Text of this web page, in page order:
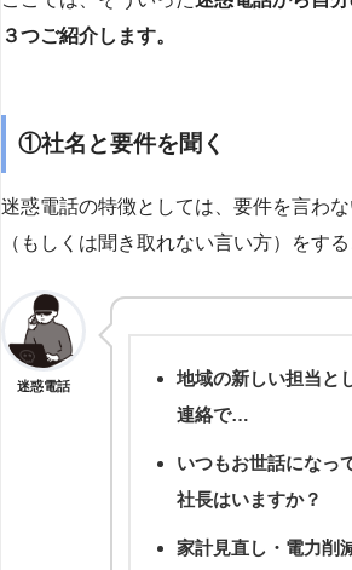
３つご紹介します。
①社名と要件を聞く
迷惑電話の特徴としては、要件を言わ
（もしくは聞き取れない言い方）をす
迷惑電話
地域の新しい担当と
連絡で…
いつもお世話になっ
社長はいますか？
家計見直し・電力削